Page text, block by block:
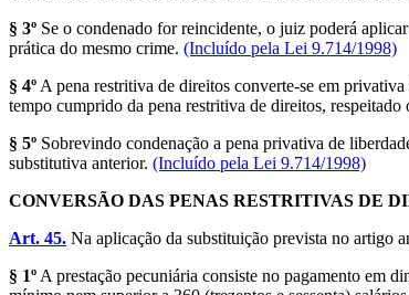
§ 3º Se o condenado for reincidente, o juiz poderá
prática do mesmo crime. (Incluído pela Lei 9.714/1998)
§ 4º A pena restritiva de direitos converte-se em
tempo cumprido da pena restritiva de direitos,
§ 5º Sobrevindo condenação a pena privativa de
substitutiva anterior. (Incluído pela Lei 9.714/1998)
CONVERSÃO DAS PENAS RESTRITIVAS DE
Art. 45. Na aplicação da substituição prevista no artigo
§ 1º A prestação pecuniária consiste no pagamento em